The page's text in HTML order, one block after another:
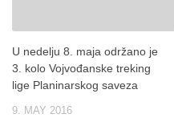
U nedelju 8. maja održano je
3. kolo Vojvođanske treking
lige Planinarskog saveza
9. MAY 2016